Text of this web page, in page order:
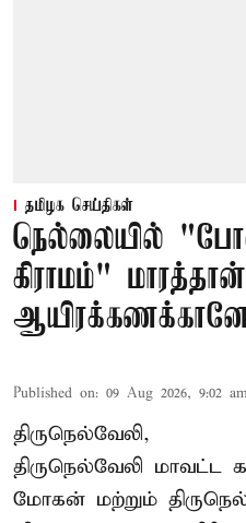
தமிழக செய்திகள்
நெல்லையில்
கிராமம்"
Published on: 09 Aug 2026, 9:02
திருநெல்வேலி,
திருநெல்வேலி மாவட்ட
மோகன் மற்றும்